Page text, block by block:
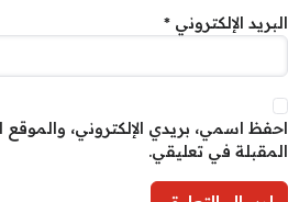
البريد الإلكتروني *
احفظ اسمي، بريدي الإلكتروني،
المقبلة في تعليقي.